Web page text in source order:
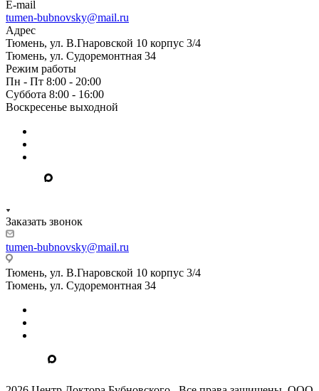
E-mail
tumen-bubnovsky@mail.ru
Адрес
Тюмень, ул. В.Гнаровской 10 корпус 3/4
Тюмень, ул. Судоремонтная 34
Режим работы
Пн - Пт 8:00 - 20:00
Суббота 8:00 - 16:00
Воскресенье выходной
Заказать звонок
tumen-bubnovsky@mail.ru
Тюмень, ул. В.Гнаровской 10 корпус 3/4
Тюмень, ул. Судоремонтная 34